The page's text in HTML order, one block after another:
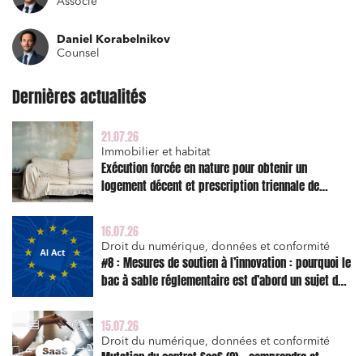
Daniel Korabelnikov
Counsel
Dernières actualités
21.07.26
Immobilier et habitat
Exécution forcée en nature pour obtenir un
logement décent et prescription triennale de
16.07.26
Droit du numérique, données et conformité
#8 : Mesures de soutien à l’innovation : pourquoi le
bac à sable réglementaire est d’abord un sujet de
15.07.26
Droit du numérique, données et conformité